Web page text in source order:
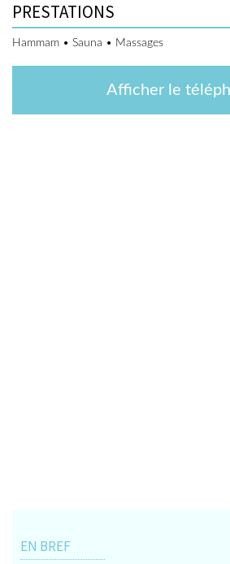
PRESTATIONS
Hammam • Sauna • Massages
Afficher le
EN BREF